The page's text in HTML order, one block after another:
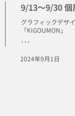
9/13〜9/30 個
グラフィックデザ
「KIGOUMON」
･･･
2024年9月1日